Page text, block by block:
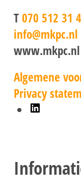
T070 512 31
info@mkpc.nl
www.mkpc.nl
Algemene
Privacy